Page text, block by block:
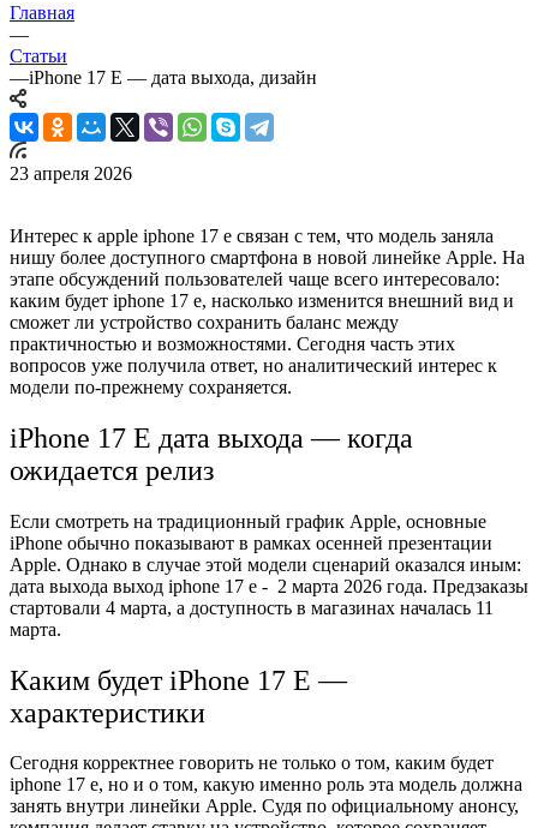
Главная
—
Статьи
—iPhone 17 E — дата выхода, дизайн
23 апреля 2026
Интерес к apple iphone 17 e связан с тем, что модель заняла
нишу более доступного смартфона в новой линейке Apple. На
этапе обсуждений пользователей чаще всего интересовало:
каким будет iphone 17 e, насколько изменится внешний вид и
сможет ли устройство сохранить баланс между
практичностью и возможностями. Сегодня часть этих
вопросов уже получила ответ, но аналитический интерес к
модели по-прежнему сохраняется.
iPhone 17 E дата выхода — когда
ожидается релиз
Если смотреть на традиционный график Apple, основные
iPhone обычно показывают в рамках осенней презентации
Apple. Однако в случае этой модели сценарий оказался иным:
дата выхода выход iphone 17 e - 2 марта 2026 года. Предзаказы
стартовали 4 марта, а доступность в магазинах началась 11
марта.
Каким будет iPhone 17 E —
характеристики
Сегодня корректнее говорить не только о том, каким будет
iphone 17 e, но и о том, какую именно роль эта модель должна
занять внутри линейки Apple. Судя по официальному анонсу,